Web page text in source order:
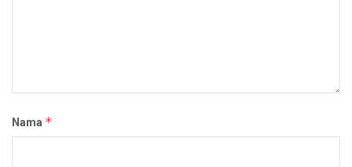
Nama *